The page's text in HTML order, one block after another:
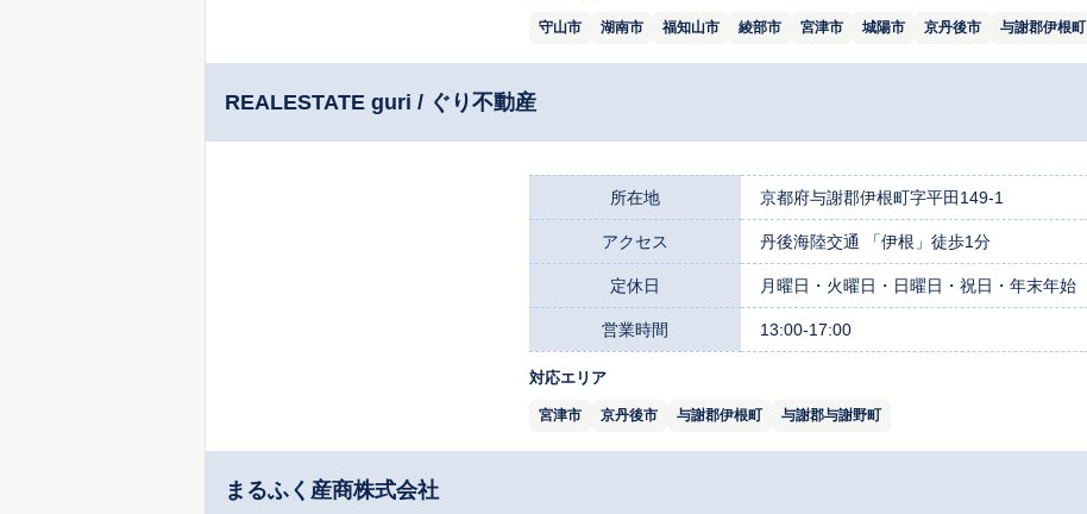
守山市 湖南市 福知山市 綾部市 宮津市 城陽市 京丹後市 与謝郡伊根町
REALESTATE guri / ぐり不動産
所在地 京都府与謝郡伊根町字平田149-1
アクセス 丹後海陸交通 「伊根」徒歩1分
定休日 月曜日・火曜日・日曜日・祝日・年末年始
営業時間 13:00-17:00
対応エリア
宮津市 京丹後市 与謝郡伊根町 与謝郡与謝野町
まるふく産商株式会社